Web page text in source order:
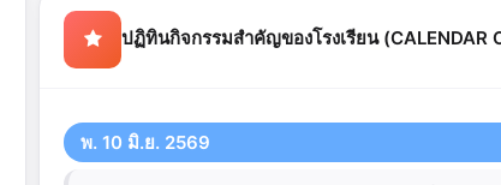
ปฏิทินกิจกรรมสำคัญของโรงเรียน (CALENDAR
พ. 10 มิ.ย. 2569